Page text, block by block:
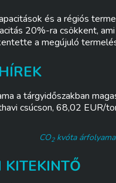
és a régiós
20%-ra csökkent,
a megújuló
a tárgyidőszakban
csúcson, 68,02 EUR/
CO2kvóta árfolyama